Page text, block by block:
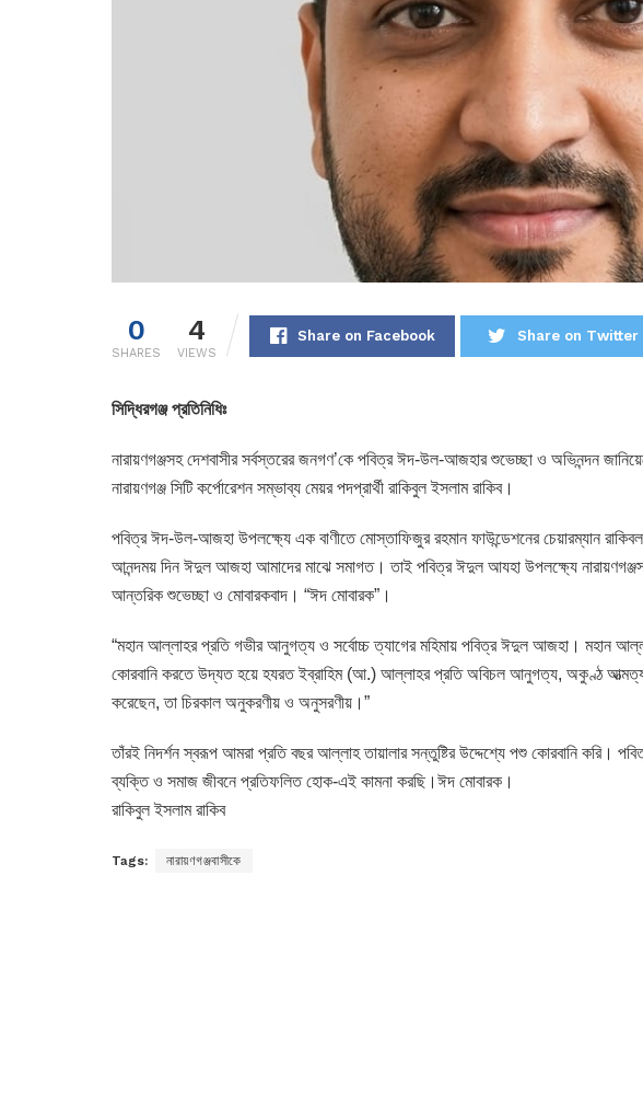
0
SHARES
4
VIEWS
Share on Facebook Share on Twitter
সিদ্ধিরগঞ্জ প্রতিনিধিঃ
নারায়ণগঞ্জসহ দেশবাসীর সর্বস্তরের জনগণ’কে পবিত্র ঈদ-উল-আজহার শুভেচ্ছা ও অভিনন্দন
নারায়ণগঞ্জ সিটি কর্পোরেশন সম্ভাব্য মেয়র পদপ্রার্থী রাকিবুল ইসলাম রাকিব।
পবিত্র ঈদ-উল-আজহা উপলক্ষ্যে এক বাণীতে মোস্তাফিজুর রহমান ফাউন্ডেশনের চেয়ারম্যান
আনন্দময় দিন ঈদুল আজহা আমাদের মাঝে সমাগত। তাই পবিত্র ঈদুল আযহা উপলক্ষ্যে
আন্তরিক শুভেচ্ছা ও মোবারকবাদ। “ঈদ মোবারক”।
“মহান আল্লাহর প্রতি গভীর আনুগত্য ও সর্বোচ্চ ত্যাগের মহিমায় পবিত্র ঈদুল আজহা। মহান
কোরবানি করতে উদ্যত হয়ে হযরত ইব্রাহিম (আ.) আল্লাহর প্রতি অবিচল আনুগত্য, অকুণ্ঠ
করেছেন, তা চিরকাল অনুকরণীয় ও অনুসরণীয়।”
তাঁরই নিদর্শন স্বরূপ আমরা প্রতি বছর আল্লাহ তায়ালার সন্তুষ্টির উদ্দেশ্যে পশু কোরবানি করি।
ব্যক্তি ও সমাজ জীবনে প্রতিফলিত হোক-এই কামনা করছি।ঈদ মোবারক।
রাকিবুল ইসলাম রাকিব
Tags: নারায়ণগঞ্জবাসীকে